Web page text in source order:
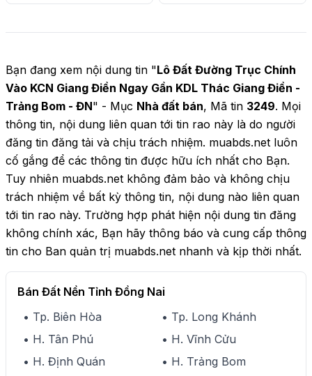
P. An Phú
P. Nhơn Bình
Bạn đang xem nội dung tin "Lô Đất Đường Trục Chính
Vào KCN Giang Điền Ngay Gần KDL Thác Giang Điền -
Trảng Bom - ĐN" - Mục Nhà đất bán, Mã tin 3249. Mọi
thông tin, nội dung liên quan tới tin rao này là do người
đăng tin đăng tải và chịu trách nhiệm. muabds.net luôn
cố gắng để các thông tin được hữu ích nhất cho Bạn.
Tuy nhiên muabds.net không đảm bảo và không chịu
trách nhiệm về bất kỳ thông tin, nội dung nào liên quan
tới tin rao này. Trường hợp phát hiện nội dung tin đăng
không chính xác, Bạn hãy thông báo và cung cấp thông
tin cho Ban quản trị muabds.net nhanh và kịp thời nhất.
Bán Đất Nền Tỉnh Đồng Nai
• Tp. Biên Hòa
• Tp. Long Khánh
• H. Tân Phú
• H. Vĩnh Cửu
• H. Định Quán
• H. Trảng Bom